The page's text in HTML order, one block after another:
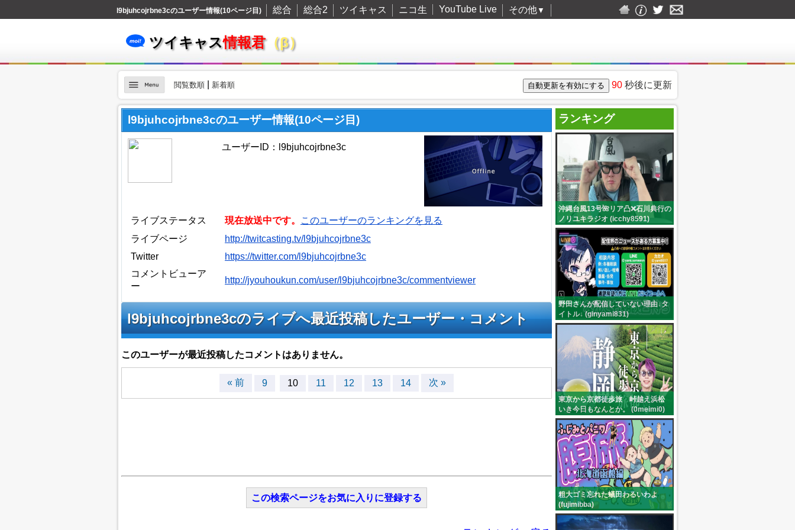
l9bjuhcojrbne3cのユーザー情報(10ページ目) 総合 総合2 ツイキャス ニコ生 YouTube Live その他▼
ツイキャス情報君（β）
閲覧数順| 新着順 90秒後に更新
l9bjuhcojrbne3cのユーザー情報(10ページ目)
ユーザーID：l9bjuhcojrbne3c
ライブステータス 現在放送中です。
このユーザーのランキングを見る
ライブページ
http://twitcasting.tv/l9bjuhcojrbne3c
Twitter
https://twitter.com/l9bjuhcojrbne3c
コメントビューア
ー
http://jyouhoukun.com/user/l9bjuhcojrbne3c/commentviewer
l9bjuhcojrbne3cのライブへ最近投稿したユーザー・コメント
このユーザーが最近投稿したコメントはありません。
« 前 9 10 11 12 13 14 次 »
この検索ページをお気に入りに登録する
ランキング
沖縄台風13号🌺リア凸❌石川典行の
ノリユキラジオ (icchy8591)
野田さんが配信していない理由↓タ
イトル↓ (ginyami831)
東京から京都徒歩旅 峠越え浜松
いき今日もなんとか。 (0meimi0)
粗大ゴミ忘れた蟻田わるいわよ
(fujimibba)